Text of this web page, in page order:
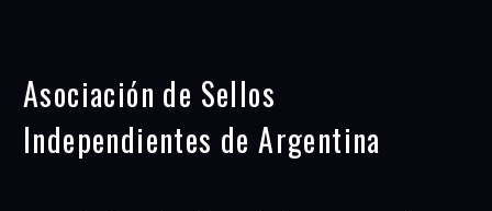
Asociación de Sellos
Independientes de Argentina